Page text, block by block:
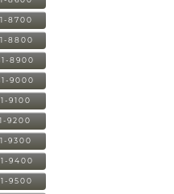
8700
8800
8900
9000
9100
9200
9300
9400
9500